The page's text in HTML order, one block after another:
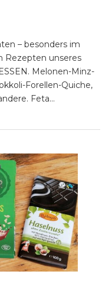
– besonders im
Rezepten unseres
Melonen-Minz-
Forellen-Quiche,
Feta…